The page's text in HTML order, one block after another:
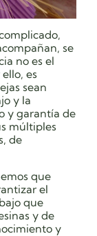
se
no es el
es
sean
y la
y garantía de
múltiples
de
que
el
que
y de
y